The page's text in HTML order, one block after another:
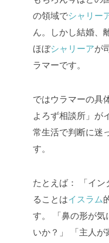
の領域でシャリー
ん。しかし結婚、
ほぼシャリーアが
ラマーです。
ではウラマーの具
よろず相談所」が
常生活で判断に迷
す。
たとえば：
「イ
ることはイスラム
す。
「鼻の形が
いか？」
「主人